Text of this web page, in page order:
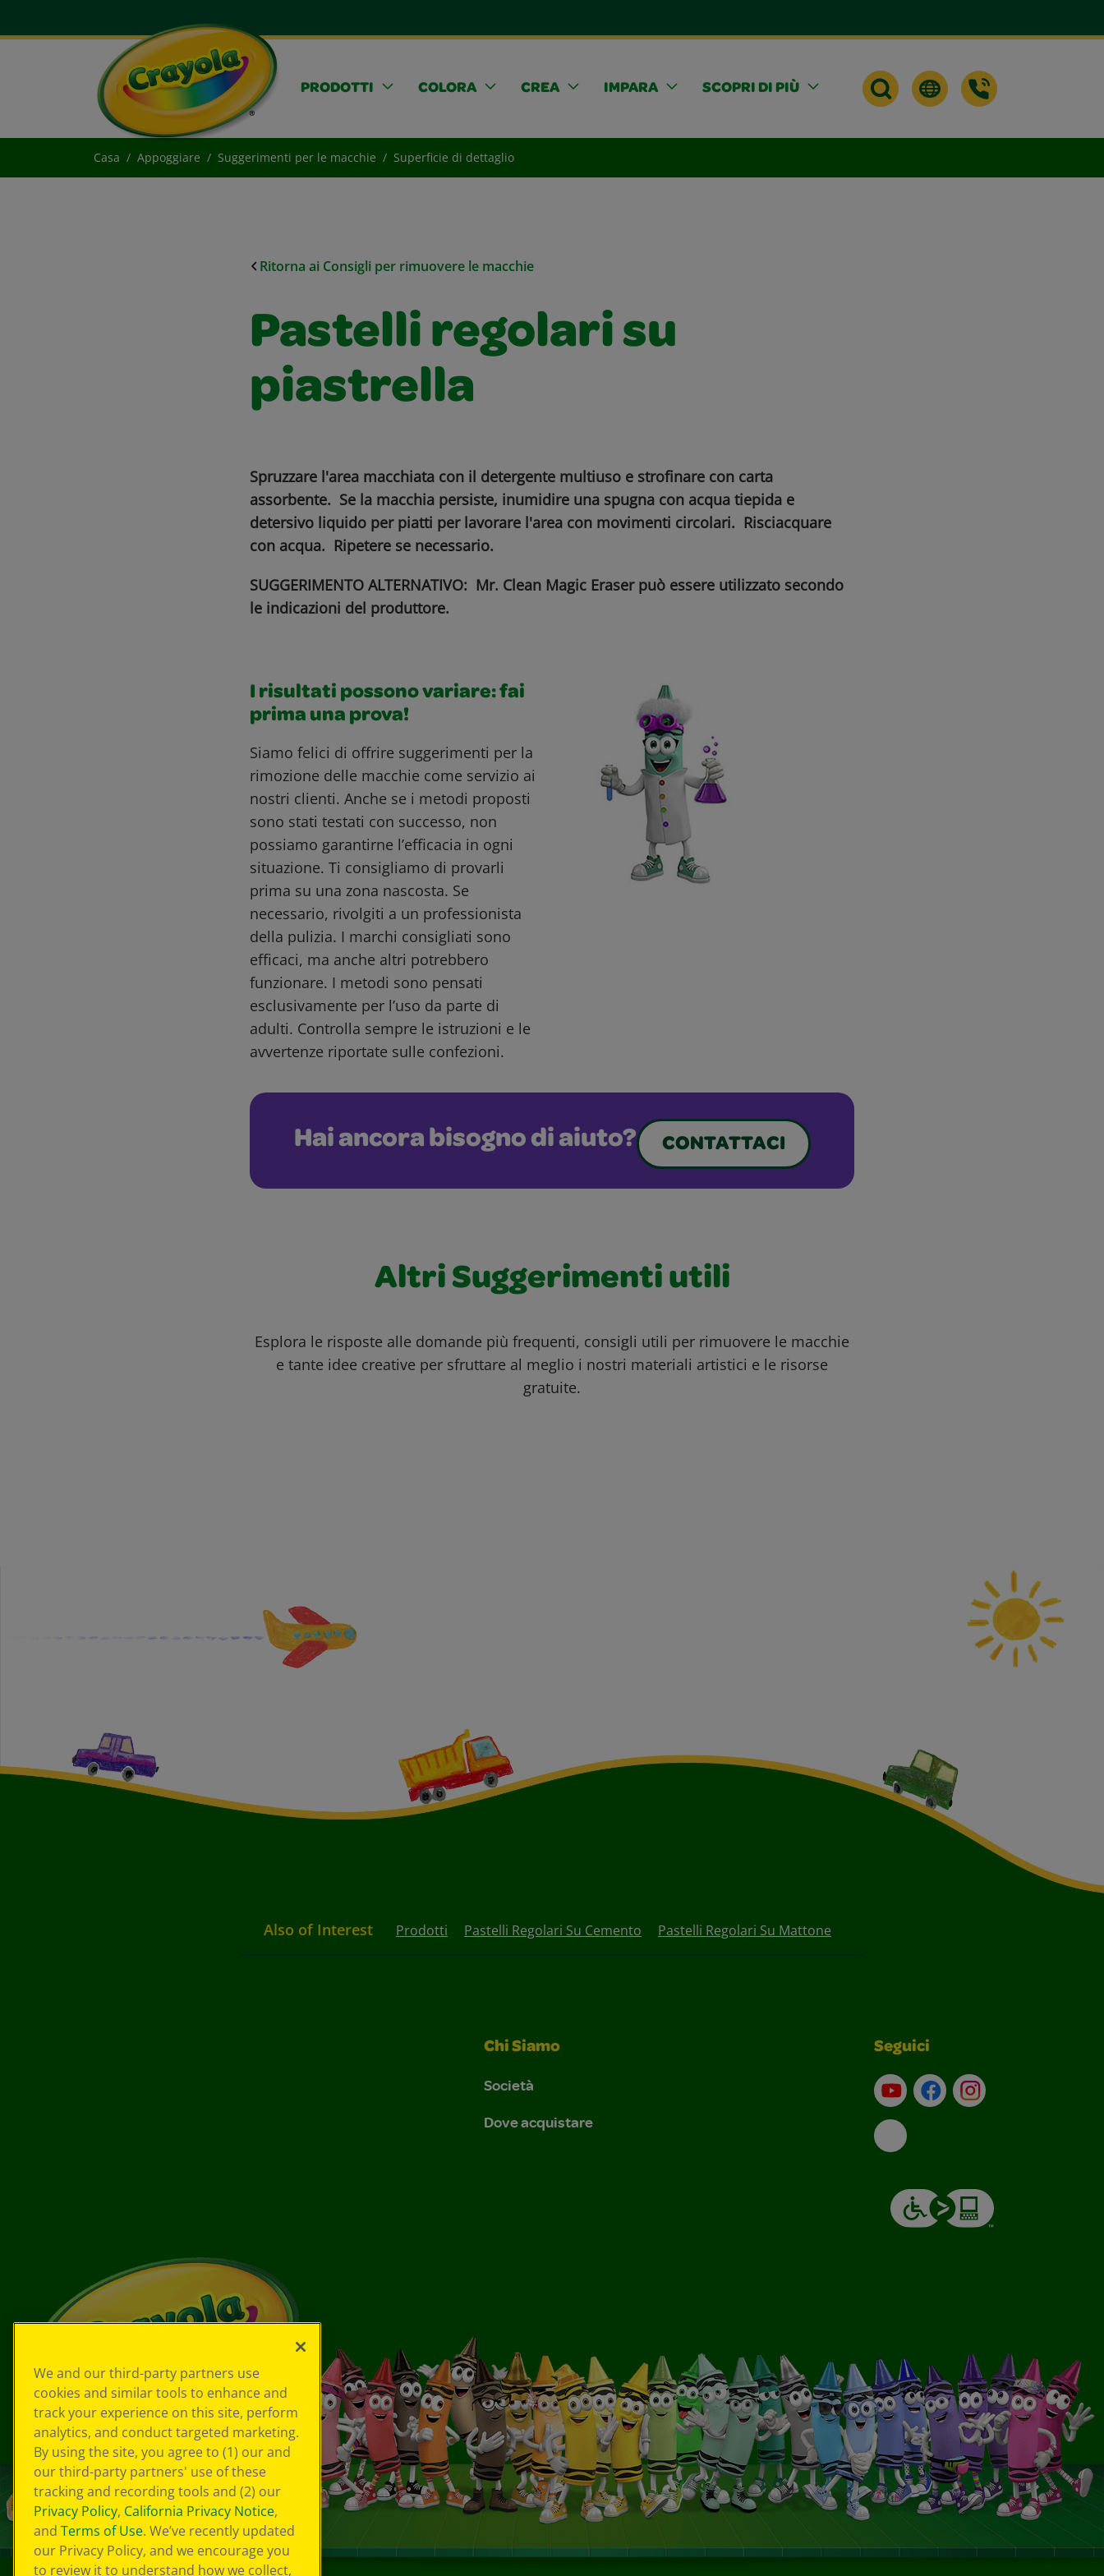
PRODOTTI COLORA CREA IMPARA SCOPRI DI PIÙ
Casa Appoggiare Suggerimenti per le macchie Superficie di dettaglio
Ritorna ai Consigli per rimuovere le macchie
Pastelli regolari su
piastrella
Spruzzare l'area macchiata con il detergente multiuso e strofinare con carta
assorbente. Se la macchia persiste, inumidire una spugna con acqua tiepida e
detersivo liquido per piatti per lavorare l'area con movimenti circolari. Risciacquare
con acqua. Ripetere se necessario.
SUGGERIMENTO ALTERNATIVO: Mr. Clean Magic Eraser può essere utilizzato secondo
le indicazioni del produttore.
I risultati possono variare: fai
prima una prova!
Siamo felici di offrire suggerimenti per la
rimozione delle macchie come servizio ai
nostri clienti. Anche se i metodi proposti
sono stati testati con successo, non
possiamo garantirne l’efficacia in ogni
situazione. Ti consigliamo di provarli
prima su una zona nascosta. Se
necessario, rivolgiti a un professionista
della pulizia. I marchi consigliati sono
efficaci, ma anche altri potrebbero
funzionare. I metodi sono pensati
esclusivamente per l’uso da parte di
adulti. Controlla sempre le istruzioni e le
avvertenze riportate sulle confezioni.
Hai ancora bisogno di aiuto? CONTATTACI
Altri Suggerimenti utili
Esplora le risposte alle domande più frequenti, consigli utili per rimuovere le macchie
e tante idee creative per sfruttare al meglio i nostri materiali artistici e le risorse
gratuite.
Also of Interest Prodotti Pastelli Regolari Su Cemento Pastelli Regolari Su Mattone
Chi Siamo
Società
Dove acquistare
Seguici
Su YouTube
ContattiProfilo Instagram
Email
We and our third-party partners use
cookies and similar tools to enhance and
track your experience on this site, perform
analytics, and conduct targeted marketing.
By using the site, you agree to (1) our and
our third-party partners' use of these
tracking and recording tools and (2) our
Privacy Policy, California Privacy Notice,
and Terms of Use. We’ve recently updated
our Privacy Policy, and we encourage you
to review it to understand how we collect,